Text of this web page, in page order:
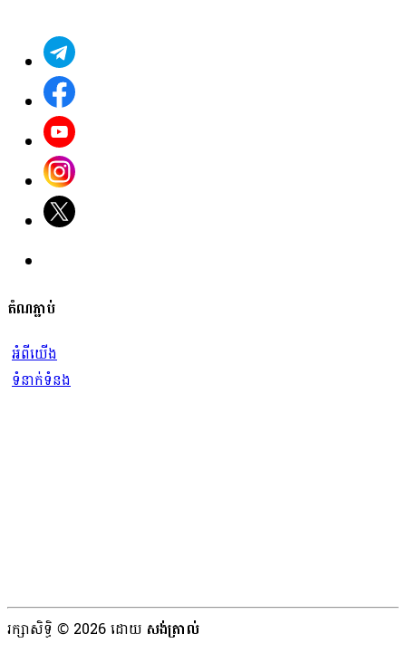
តំណភ្ជាប់
អំពីយើង
ទំនាក់ទំនង
រក្សាសិទ្ធិ © 2026 ដោយ សង់ត្រាល់